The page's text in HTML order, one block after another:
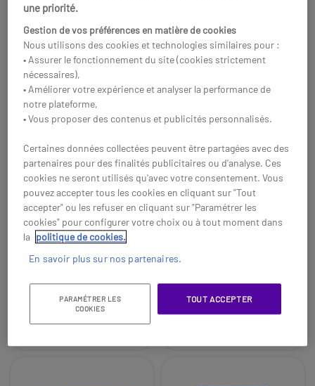
Alcatel-Lucent ALE-
400
Un téléphone de bureau IP
filaire nouvelle génération avec
287,95 € -42%
Réf: ALALE400
Alcatel-Lucent ALE-
400BT
Un téléphone de bureau IP
Bluetooth.
395,95 € -21%
Réf: ALALE400BT
une priorité.
Gestion de vos préférences en matière de cookies
Nous utilisons des cookies et technologies similaires pour :
• Assurer le fonctionnement du site (cookies strictement
nécessaires),
• Améliorer votre expérience et analyser la performance de
notre plateforme,
• Vous proposer des contenus et publicités personnalisés.
Certaines données collectées peuvent être partagées avec des
partenaires pour des finalités publicitaires ou d'analyse. Ces
cookies ne seront utilisés qu'avec votre consentement. Vous
pouvez accepter tous les cookies en cliquant sur "Tout
accepter" ou les refuser en cliquant sur "Paramétrer les
cookies" pour configurer votre choix ou à tout moment dans
la politique de cookies.
En savoir plus sur nos partenaires.
PARAMÉTRER LES
COOKIES
TOUT ACCEPTER